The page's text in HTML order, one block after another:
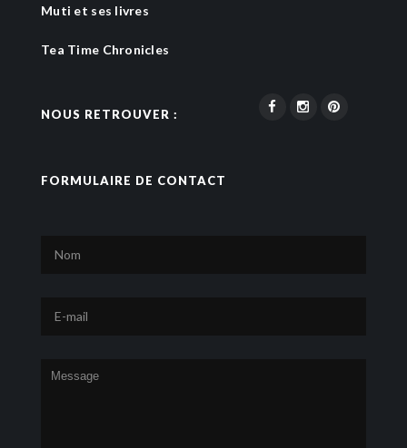
Muti et ses livres
Tea Time Chronicles
NOUS RETROUVER :
FORMULAIRE DE CONTACT